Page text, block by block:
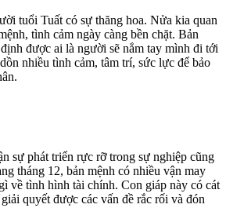
tuổi Tuất có sự thăng hoa. Nửa kia quan
tình cảm ngày càng bền chặt. Bản
được ai là người sẽ nắm tay mình đi tới
nhiều tình cảm, tâm trí, sức lực để bảo
sự phát triển rực rỡ trong sự nghiệp cũng
tháng 12, bản mệnh có nhiều vận may
về tình hình tài chính. Con giáp này có cát
quyết được các vấn đề rắc rối và đón